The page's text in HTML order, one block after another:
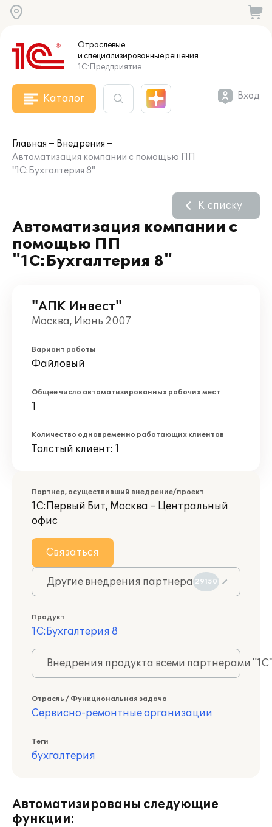
Отраслевые
и специализированныерешения
1С:Предприятие
Каталог Вход
Главная
Внедрения
Автоматизация компании с помощью ПП
"1С:Бухгалтерия 8"
Автоматизация компании с
помощью ПП
"1С:Бухгалтерия 8"
К списку
"АПК Инвест"
Москва, Июнь 2007
Вариант работы
Файловый
Общее число автоматизированных рабочих мест
1
Количество одновременно работающих клиентов
Толстый клиент: 1
Партнер, осуществивший внедрение/проект
1С:Первый Бит, Москва – Центральный
офис
Связаться
Другие внедрения партнера 29150
Продукт
1С:Бухгалтерия 8
Внедрения продукта всеми партнерами
Отрасль / Функциональная задача
Сервисно-ремонтные организации
Теги
бухгалтерия
Автоматизированы следующие
функции: